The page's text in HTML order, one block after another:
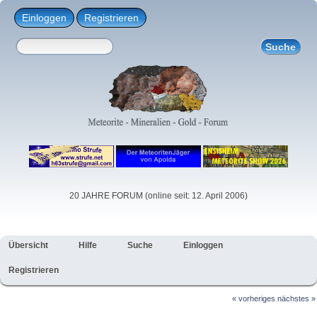
Einloggen Registrieren
20 JAHRE FORUM (online seit: 12. April 2006)
Übersicht Hilfe Suche Einloggen
Registrieren
« vorheriges nächstes »